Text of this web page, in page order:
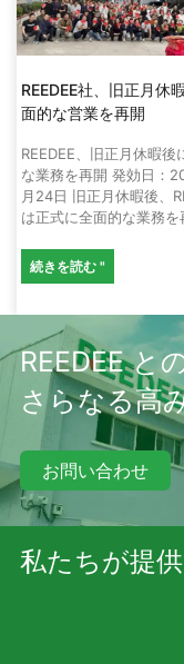
REEDEE社、旧正月休
面的な営業を再開
REEDEE、旧正月休暇後
な業務を再開 発効日：
月24日 旧正月休暇後、
は正式に全面的な業務を
続きを読む "
REEDEE と
さらなる高
お問い合わせ
私たちが提